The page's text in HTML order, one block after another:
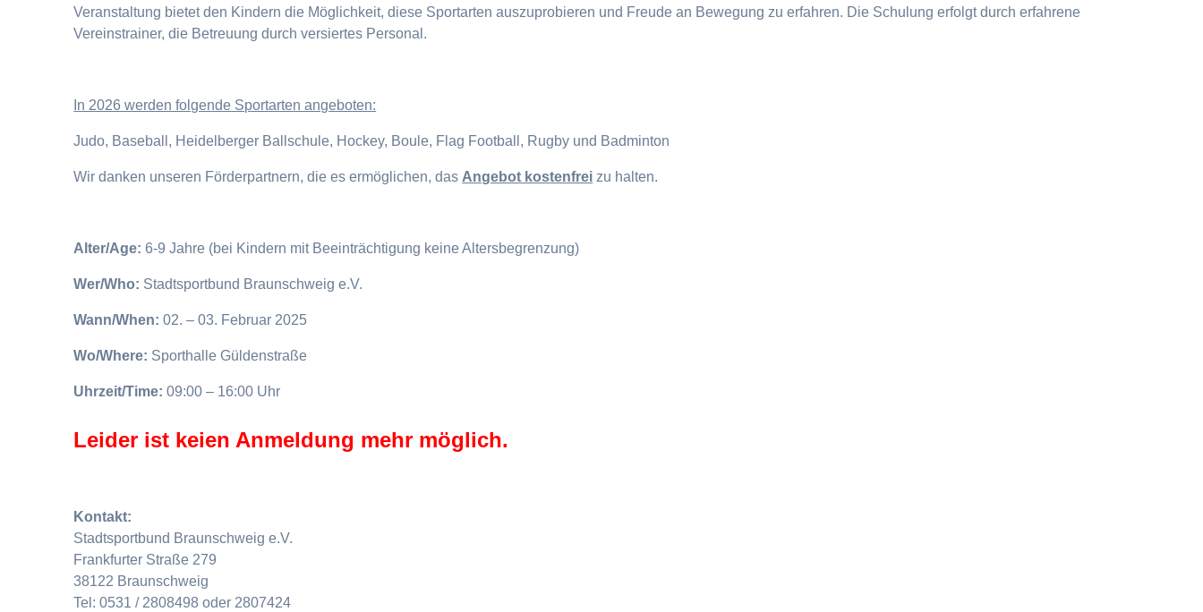
Veranstaltung bietet den Kindern die Möglichkeit, diese Sportarten auszuprobieren und Freude an Bewegung zu erfahren. Die Schulung erfolgt durch erfahrene
Vereinstrainer, die Betreuung durch versiertes Personal.
n 2026 werden folgende Sportarten angeboten:
Judo, Baseball, Heidelberger Ballschule, Hockey, Boule, Flag Football, Rugby und Badminton
Wir danken unseren Förderpartnern, die es ermöglichen, das Angebot kostenfrei zu halten.
Alter/Age:6-9 Jahre (bei Kindern mit Beeinträchtigung keine Altersbegrenzung)
Wer/Who: Stadtsportbund Braunschweig e.V.
Wann/When:02. – 03. Februar 2025
Wo/Where: Sporthalle Güldenstraße
Uhrzeit/Time:09:00 – 16:00 Uhr
Leider ist keien Anmeldung mehr möglich.
Kontakt:
Stadtsportbund Braunschweig e.V.
Frankfurter Straße 279
38122 Braunschweig
Tel: 0531 / 2808498 oder 2807424